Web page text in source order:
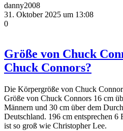
danny2008
31. Oktober 2025 um 13:08
0
Größe von Chuck
Chuck Connors?
Die Körpergröße von Chuck
Größe von Chuck Connors 16 cm
Männern und 30 cm über dem
Deutschland. 196 cm entsprechen
ist so groß wie Christopher Lee.